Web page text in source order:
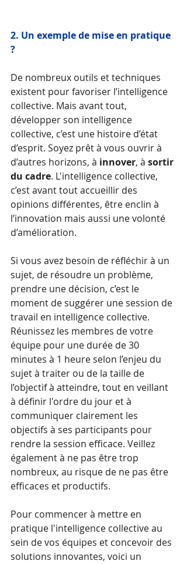
2. Un exemple de mise en pratique
?
De nombreux outils et techniques
existent pour favoriser l’intelligence
collective. Mais avant tout,
développer son intelligence
collective, c’est une histoire d’état
d’esprit. Soyez prêt à vous ouvrir à
d’autres horizons, à innover, à sortir
du cadre. L'intelligence collective,
c’est avant tout accueillir des
opinions différentes, être enclin à
l’innovation mais aussi une volonté
d’amélioration.
Si vous avez besoin de réfléchir à un
sujet, de résoudre un problème,
prendre une décision, c’est le
moment de suggérer une session de
travail en intelligence collective.
Réunissez les membres de votre
équipe pour une durée de 30
minutes à 1 heure selon l’enjeu du
sujet à traiter ou de la taille de
l’objectif à atteindre, tout en veillant
à définir l'ordre du jour et à
communiquer clairement les
objectifs à ses participants pour
rendre la session efficace. Veillez
également à ne pas être trop
nombreux, au risque de ne pas être
efficaces et productifs.
Pour commencer à mettre en
pratique l'intelligence collective au
sein de vos équipes et concevoir des
solutions innovantes, voici un